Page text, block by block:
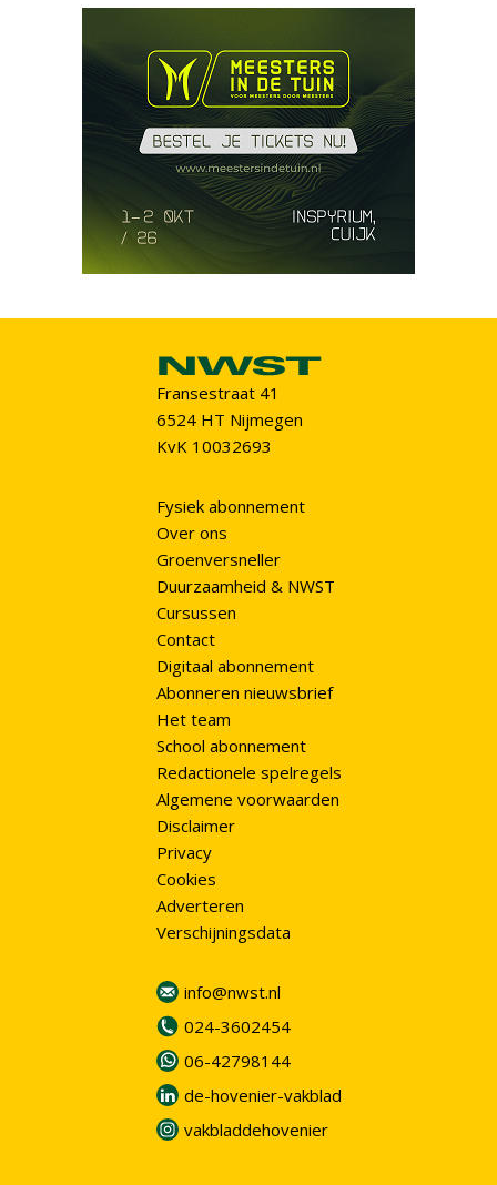
Fransestraat 41
6524 HT Nijmegen
KvK 10032693
Fysiek abonnement
Over ons
Groenversneller
Duurzaamheid & NWST
Cursussen
Contact
Digitaal abonnement
Abonneren nieuwsbrief
Het team
School abonnement
Redactionele spelregels
Algemene voorwaarden
Disclaimer
Privacy
Cookies
Adverteren
Verschijningsdata
info@nwst.nl
024-3602454
06-42798144
de-hovenier-vakblad
vakbladdehovenier